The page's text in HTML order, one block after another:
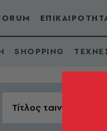
SHOPPING
Τίτλος ταινίας